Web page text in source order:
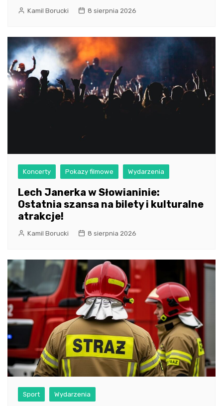
Kamil Borucki 8 sierpnia 2026
Koncerty Pokazy filmowe Wydarzenia
Lech Janerka w Słowianinie:
Ostatnia szansa na bilety i kulturalne
atrakcje!
Kamil Borucki 8 sierpnia 2026
Sport Wydarzenia